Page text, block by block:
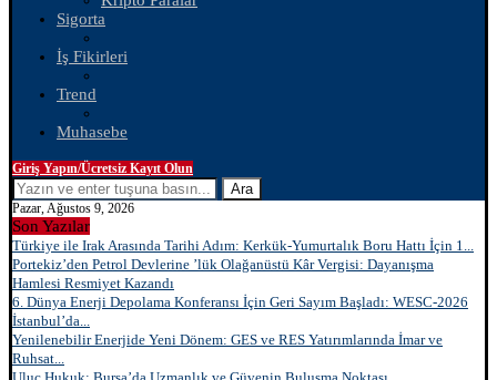
Sigorta
İş Fikirleri
Trend
Muhasebe
Giriş Yapın/Ücretsiz Kayıt Olun
Ara
Pazar, Ağustos 9, 2026
Son Yazılar
Türkiye ile Irak Arasında Tarihi Adım: Kerkük-Yumurtalık Boru Hattı İçin 1...
Portekiz’den Petrol Devlerine ’lük Olağanüstü Kâr Vergisi: Dayanışma
Hamlesi Resmiyet Kazandı
6. Dünya Enerji Depolama Konferansı İçin Geri Sayım Başladı: WESC-2026
İstanbul’da...
Yenilenebilir Enerjide Yeni Dönem: GES ve RES Yatırımlarında İmar ve
Ruhsat...